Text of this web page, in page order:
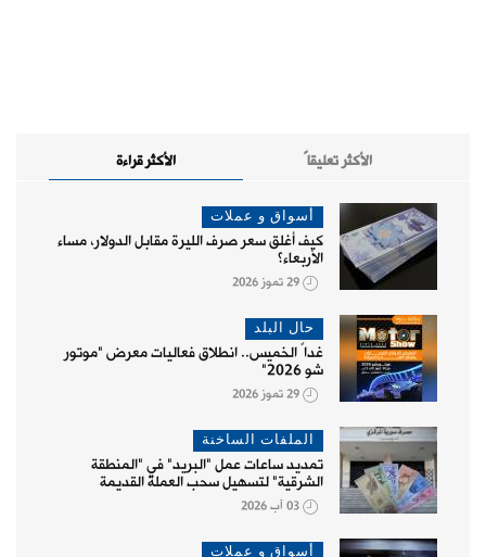
الأكثر قراءة الأكثر تعليقاً
أسواق و عملات
كيف أغلق سعر صرف الليرة مقابل الدولار، مساء
الأربعاء؟
29 تموز 2026
حال البلد
غداً الخميس.. انطلاق فعاليات معرض "موتور
شو 2026"
29 تموز 2026
الملفات الساخنة
تمديد ساعات عمل "البريد" في "المنطقة
الشرقية" لتسهيل سحب العملة القديمة
03 آب 2026
أسواق و عملات